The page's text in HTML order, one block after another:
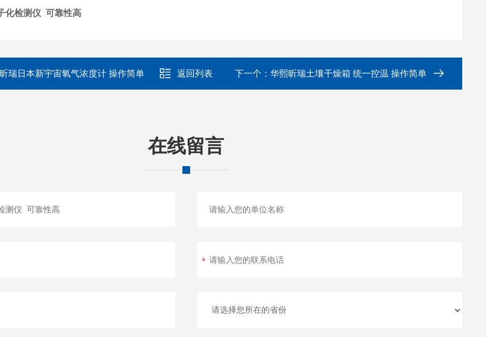
化检测仪 可靠性高
瑞日本新宇宙氧气浓度计 操作简单 返回列表 下一个： 华熙昕瑞土壤干燥箱 统一控温 操作简单
在线留言